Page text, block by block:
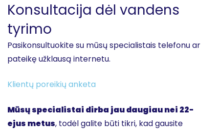
Konsultacija dėl vandens
tyrimo
Pasikonsultuokite su mūsų specialistais telefonu ar
pateikę užklausą internetu.
Klientų poreikių anketa
Mūsų specialistai dirba jau daugiau nei 22-
ejus metus, todėl galite būti tikri, kad gausite